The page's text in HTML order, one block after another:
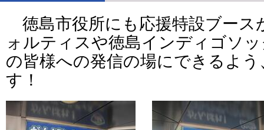
徳島市役所にも応援特設ブース
ォルティスや徳島インディゴソ
の皆様への発信の場にできるよ
す！